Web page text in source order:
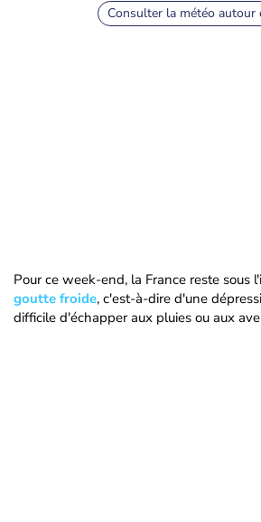
Consulter la météo autour
Pour ce week-end, la France reste sous
goutte froide, c'est-à-dire d'une
difficile d'échapper aux pluies ou aux